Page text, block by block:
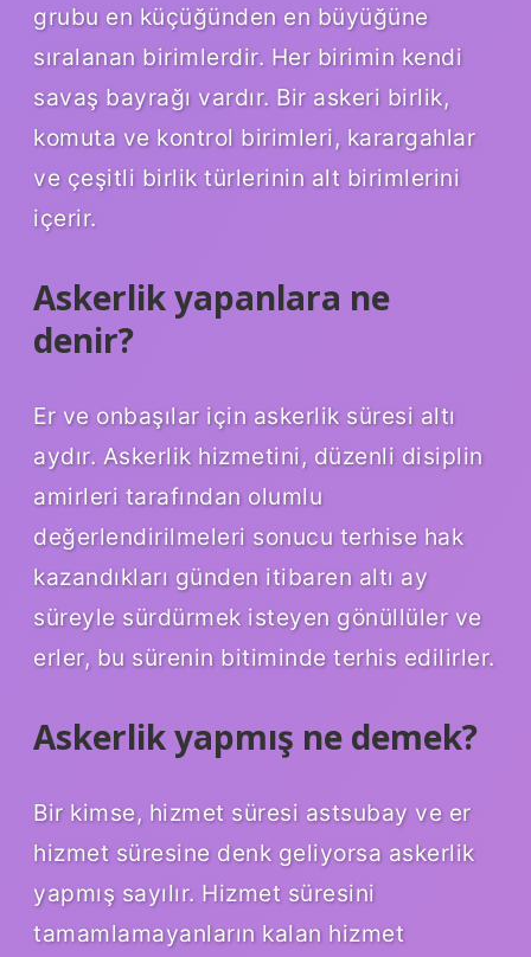
grubu en küçüğünden en büyüğüne
sıralanan birimlerdir. Her birimin kendi
savaş bayrağı vardır. Bir askeri birlik,
komuta ve kontrol birimleri, karargahlar
ve çeşitli birlik türlerinin alt birimlerini
içerir.
Askerlik yapanlara ne
denir?
Er ve onbaşılar için askerlik süresi altı
aydır. Askerlik hizmetini, düzenli disiplin
amirleri tarafından olumlu
değerlendirilmeleri sonucu terhise hak
kazandıkları günden itibaren altı ay
süreyle sürdürmek isteyen gönüllüler ve
erler, bu sürenin bitiminde terhis edilirler.
Askerlik yapmış ne demek?
Bir kimse, hizmet süresi astsubay ve er
hizmet süresine denk geliyorsa askerlik
yapmış sayılır. Hizmet süresini
tamamlamayanların kalan hizmet